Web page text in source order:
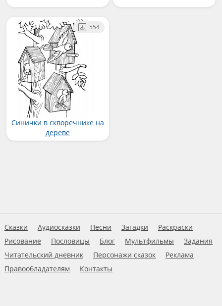
Синички в скворечнике на
дереве
554
Сказки Аудиосказки Песни Загадки
Раскраски
Рисование
Пословицы Блог Мультфильмы
Задания
Читательский дневник
Персонажи сказок
Реклама
Правообладателям
Контакты